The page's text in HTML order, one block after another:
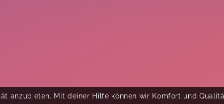
anzubieten. Mit deiner Hilfe können wir Komfort und